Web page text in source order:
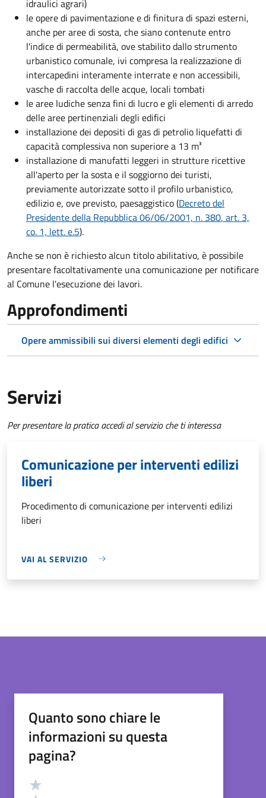
idraulici agrari)
le opere di pavimentazione e di finitura di spazi esterni,
anche per aree di sosta, che siano contenute entro
l'indice di permeabilità, ove stabilito dallo strumento
urbanistico comunale, ivi compresa la realizzazione di
intercapedini interamente interrate e non accessibili,
vasche di raccolta delle acque, locali tombati
le aree ludiche senza fini di lucro e gli elementi di arredo
delle aree pertinenziali degli edifici
installazione dei depositi di gas di petrolio liquefatti di
capacità complessiva non superiore a 13 m³
installazione di manufatti leggeri in strutture ricettive
all'aperto per la sosta e il soggiorno dei turisti,
previamente autorizzate sotto il profilo urbanistico,
edilizio e, ove previsto, paesaggistico (Decreto del
Presidente della Repubblica 06/06/2001, n. 380, art. 3,
co. 1, lett. e.5).
Anche se non è richiesto alcun titolo abilitativo, è possibile
presentare facoltativamente una comunicazione per notificare
al Comune l'esecuzione dei lavori.
Approfondimenti
Opere ammissibili sui diversi elementi degli edifici
Servizi
Per presentare la pratica accedi al servizio che ti interessa
Comunicazione per interventi edilizi
liberi
Procedimento di comunicazione per interventi edilizi
liberi
VAI AL SERVIZIO
Quanto sono chiare le
informazioni su questa
pagina?
Valutazione